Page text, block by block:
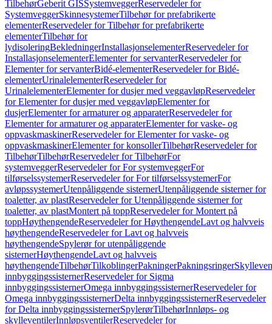
TilbehørGeberit GISSystemveggerReservedeler for
SystemveggerSkinnesystemerTilbehør for prefabrikerte
elementerReservedeler for Tilbehør for prefabrikerte
elementerTilbehør for
lydisoleringBekledningerInstallasjonselementerReservedeler for
InstallasjonselementerElementer for servanterReservedeler for
Elementer for servanterBidé-elementerReservedeler for Bidé-
elementerUrinalelementerReservedeler for
UrinalelementerElementer for dusjer med veggavløpReservedeler
for Elementer for dusjer med veggavløpElementer for
dusjerElementer for armaturer og apparaterReservedeler for
Elementer for armaturer og apparaterElementer for vaske- og
oppvaskmaskinerReservedeler for Elementer for vaske- og
oppvaskmaskinerElementer for konsollerTilbehørReservedeler for
TilbehørTilbehørReservedeler for TilbehørFor
systemveggerReservedeler for For systemveggerFor
tilførselssystemerReservedeler for For tilførselssystemerFor
avløpssystemerUtenpåliggende sisternerUtenpåliggende sisterner for
toaletter, av plastReservedeler for Utenpåliggende sisterner for
toaletter, av plastMontert på toppReservedeler for Montert på
toppHøythengendeReservedeler for HøythengendeLavt og halvveis
høythengendeReservedeler for Lavt og halvveis
høythengendeSpylerør for utenpåliggende
sisternerHøythengendeLavt og halvveis
høythengendeTilbehørTilkoblingerPakningerPakningsringer
innbyggingssisternerReservedeler for Sigma
innbyggingssisternerOmega innbyggingssisternerReservedeler for
Omega innbyggingssisternerDelta innbyggingssisternerReservedeler
for Delta innbyggingssisternerSpylerørTilbehørInnløps- og
skylleventilerInnløpsventilerReservedeler for